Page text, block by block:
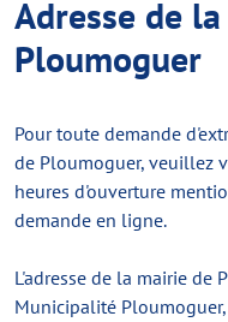
Adresse de
Ploumoguer
Pour toute demande
de Ploumoguer, veuillez
heures d'ouverture
demande en ligne.
L'adresse de la mairie de
Municipalité